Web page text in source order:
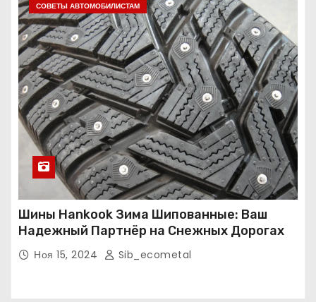
СОВЕТЫ АВТОМОБИЛИСТАМ
Шины Hankook Зима Шипованные: Ваш
Надежный Партнёр на Снежных Дорогах
Ноя 15, 2024 Sib_ecometal